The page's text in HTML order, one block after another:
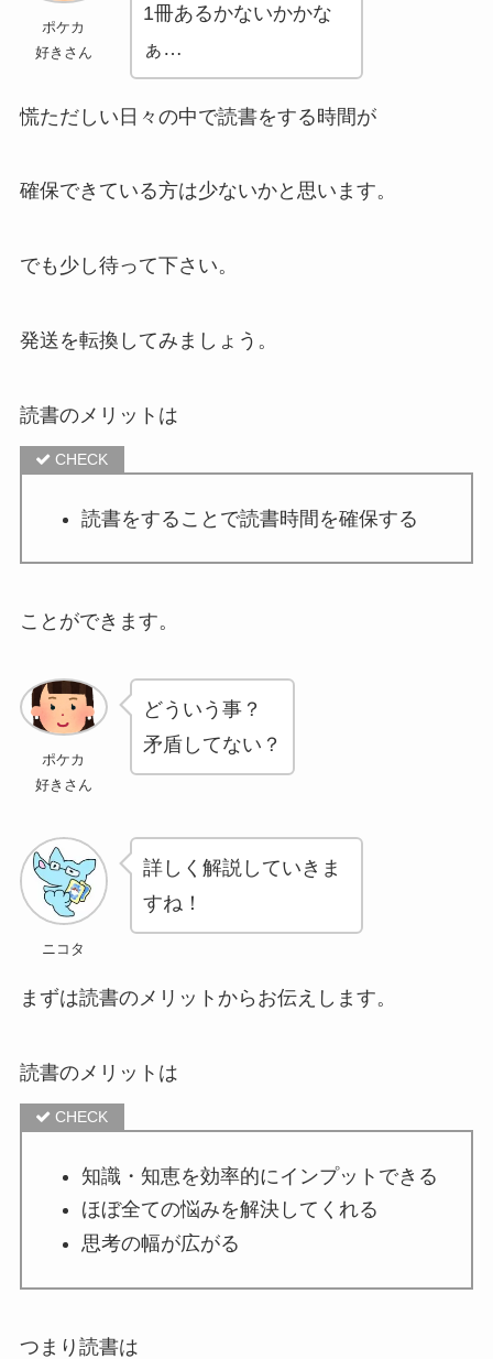
ポケカ
好きさん
1冊あるかないかかな
ぁ…
慌ただしい日々の中で読書をする時間が
確保できている方は少ないかと思います。
でも少し待って下さい。
発送を転換してみましょう。
読書のメリットは
読書をすることで読書時間を確保する
ことができます。
ポケカ
好きさん
どういう事？
矛盾してない？
ニコタ
詳しく解説していきま
すね！
まずは読書のメリットからお伝えします。
読書のメリットは
知識・知恵を効率的にインプットできる
ほぼ全ての悩みを解決してくれる
思考の幅が広がる
つまり読書は